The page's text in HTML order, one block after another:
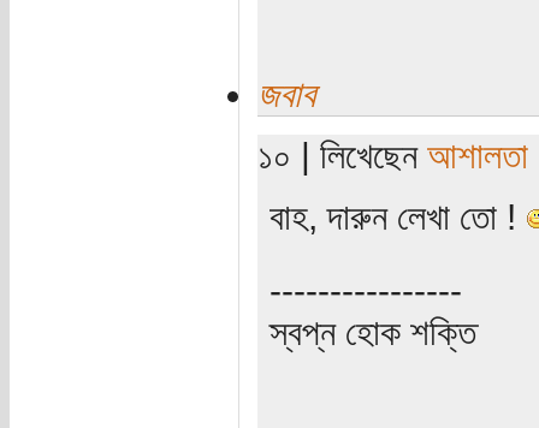
জবাব
১০ | লিখেছেন আশালতা
বাহ, দারুন লেখা তো !
----------------
স্বপ্ন হোক শক্তি